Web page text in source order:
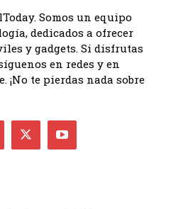
Somos un equipo
dedicados a ofrecer
y gadgets. Si disfrutas
en redes y en
¡No te pierdas nada sobre